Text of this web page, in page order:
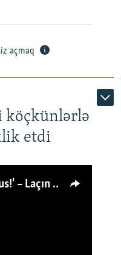
açmaq
köçkünlərlə
etdi
'Ya təklif olunan ev, ya status!' – Laçın köçkünü: 'Laçından başqa heç hara!'